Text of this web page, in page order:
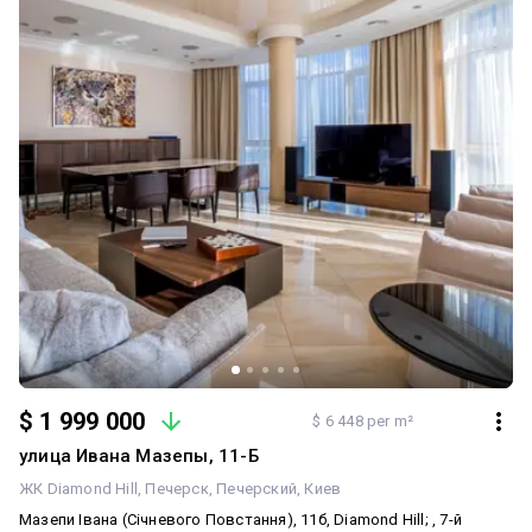
$ 1 999 000 $ 6 448 per m²
улица Ивана Мазепы, 11-Б
ЖК Diamond Hill Печерск Печерский Киев
Мазепи Івана (Січневого Повстання), 11б, Diamond Hill; , 7-й